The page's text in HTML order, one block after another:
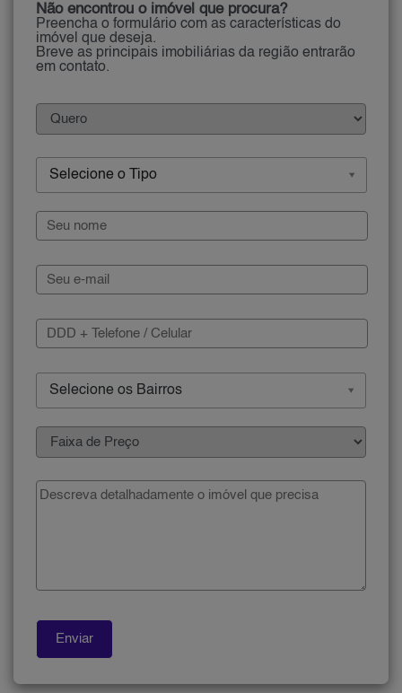
Não encontrou o imóvel que procura?
Preencha o formulário com as características do
imóvel que deseja.
Breve as principais imobiliárias da região entrarão
em contato.
Selecione o Tipo
Selecione os Bairros